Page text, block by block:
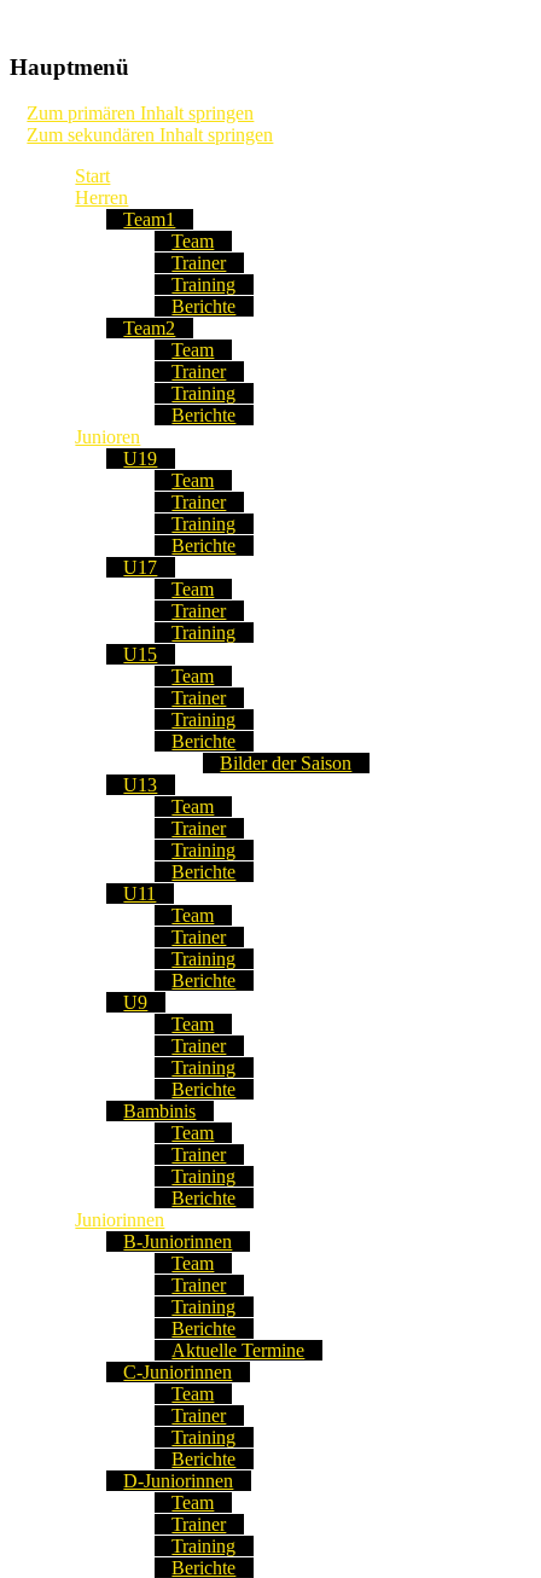
TSV Frommern-Dürrwangen
Fussball
Hauptmenü
Zum primären Inhalt springen
Zum sekundären Inhalt springen
Start
Herren
Team1
Team
Trainer
Training
Berichte
Team2
Team
Trainer
Training
Berichte
Junioren
U19
Team
Trainer
Training
Berichte
U17
Team
Trainer
Training
U15
Team
Trainer
Training
Berichte
Bilder der Saison
U13
Team
Trainer
Training
Berichte
U11
Team
Trainer
Training
Berichte
U9
Team
Trainer
Training
Berichte
Bambinis
Team
Trainer
Training
Berichte
Juniorinnen
B-Juniorinnen
Team
Trainer
Training
Berichte
Aktuelle Termine
C-Juniorinnen
Team
Trainer
Training
Berichte
D-Juniorinnen
Team
Trainer
Training
Berichte